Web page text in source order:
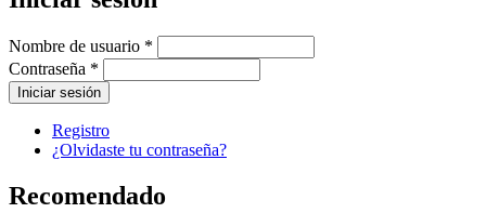
Nombre de usuario *
Contraseña *
Registro
¿Olvidaste tu contraseña?
Recomendado